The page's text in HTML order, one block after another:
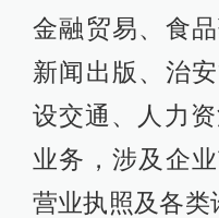
金融贸易、食
新闻出版、治
设交通、人力
业务，涉及企
营业执照及各类